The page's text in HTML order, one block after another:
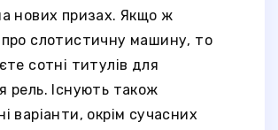
нових призах. Якщо ж
про слотистичну машину, то
сотні титулів для
рель. Існують також
варіанти, окрім сучасних